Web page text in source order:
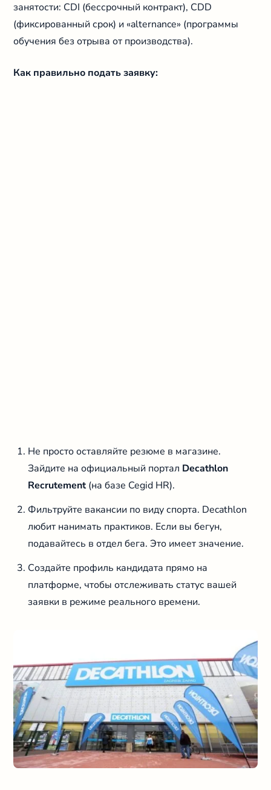
занятости: CDI (бессрочный контракт), CDD
(фиксированный срок) и «alternance» (программы
обучения без отрыва от производства).
Как правильно подать заявку:
Не просто оставляйте резюме в магазине.
Зайдите на официальный портал Decathlon
Recrutement(на базе Cegid HR).
Фильтруйте вакансии по виду спорта. Decathlon
любит нанимать практиков. Если вы бегун,
подавайтесь в отдел бега. Это имеет значение.
Создайте профиль кандидата прямо на
платформе, чтобы отслеживать статус вашей
заявки в режиме реального времени.